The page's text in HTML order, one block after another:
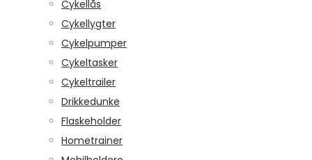
Cykellås
Cykellygter
Cykelpumper
Cykeltasker
Cykeltrailer
Drikkedunke
Flaskeholder
Hometrainer